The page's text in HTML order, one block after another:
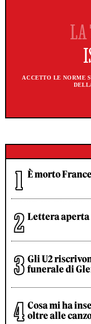
ACCETTO LE NORME
È morto
Lettera aperta
Gli U2
funerale di
Cosa mi ha
oltre alle